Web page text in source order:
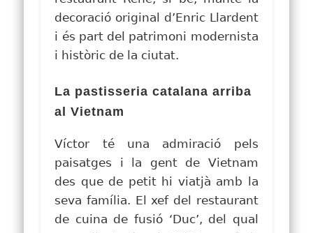
decoració original d’Enric Llardent
i és part del patrimoni modernista
i històric de la ciutat.
La pastisseria catalana arriba
al Vietnam
Víctor té una admiració pels
paisatges i la gent de Vietnam
des que de petit hi viatjà amb la
seva família. El xef del restaurant
de cuina de fusió ‘Duc’, del qual